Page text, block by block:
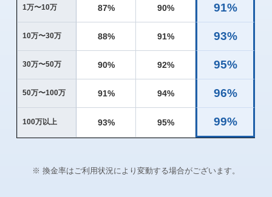
1万〜10万 87% 90% 91%
10万〜30万 88% 91% 93%
30万〜50万 90% 92% 95%
50万〜100万 91% 94% 96%
100万以上 93% 95% 99%
※ 換金率はご利用状況により変動する場合がございます。